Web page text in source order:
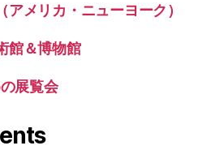
メリカ・ニューヨーク）
館＆博物館
展覧会